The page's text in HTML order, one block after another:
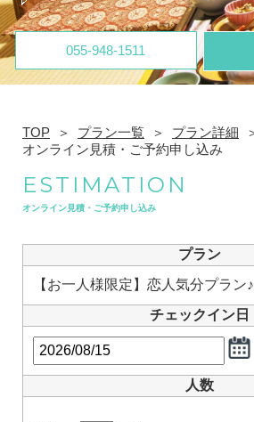
055-948-1511
TOP プラン一覧
プラン詳細
オンライン見積・ご予約申し込み
ESTIMATION
オンライン見積・ご予約申し込み
プラン
【お一人様限定】恋人気分プラン♪
チェックイン日
人数